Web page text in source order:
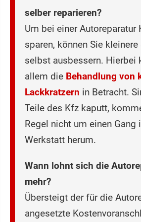
selber reparieren?
Um bei einer Autoreparatur
sparen, können Sie
selbst ausbessern. Hierbei
allem die Behandlung von
Lackkratzern in Betracht.
Teile des Kfz kaputt,
Regel nicht um einen Gang
Werkstatt herum.
Wann lohnt sich die
mehr?
Übersteigt der für die
angesetzte